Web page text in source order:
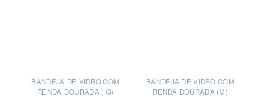
BANDEJA DE VIDRO COM
RENDA DOURADA ( G)
BANDEJA DE VIDRO COM
RENDA DOURADA (M)